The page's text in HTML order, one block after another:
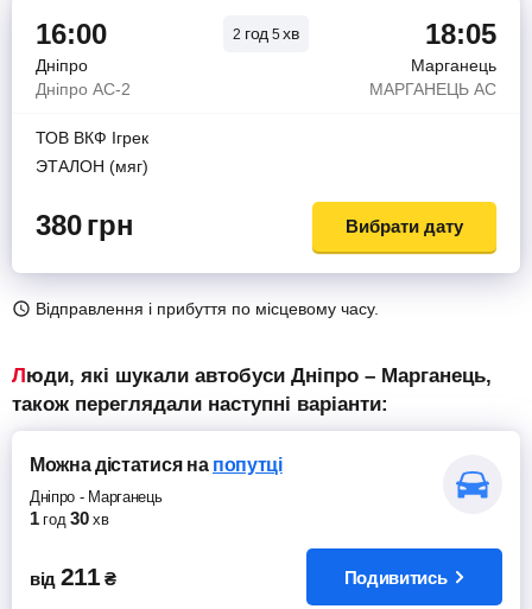
16:00 2 год 5хв 18:05
Дніпро
Марганець
Дніпро АС-2
МАРГАНЕЦЬ АС
ТОВ ВКФ Iгрек
ЭТАЛОН (мяг)
380грн Вибрати дату
Відправлення і прибуття по місцевому часу.
Люди, які шукали автобуси Дніпро – Марганець,
також переглядали наступні варіанти:
Можна дістатисяна попутці
Дніпро - Марганець
1 год 30 хв
від 211 ₴ Подивитись